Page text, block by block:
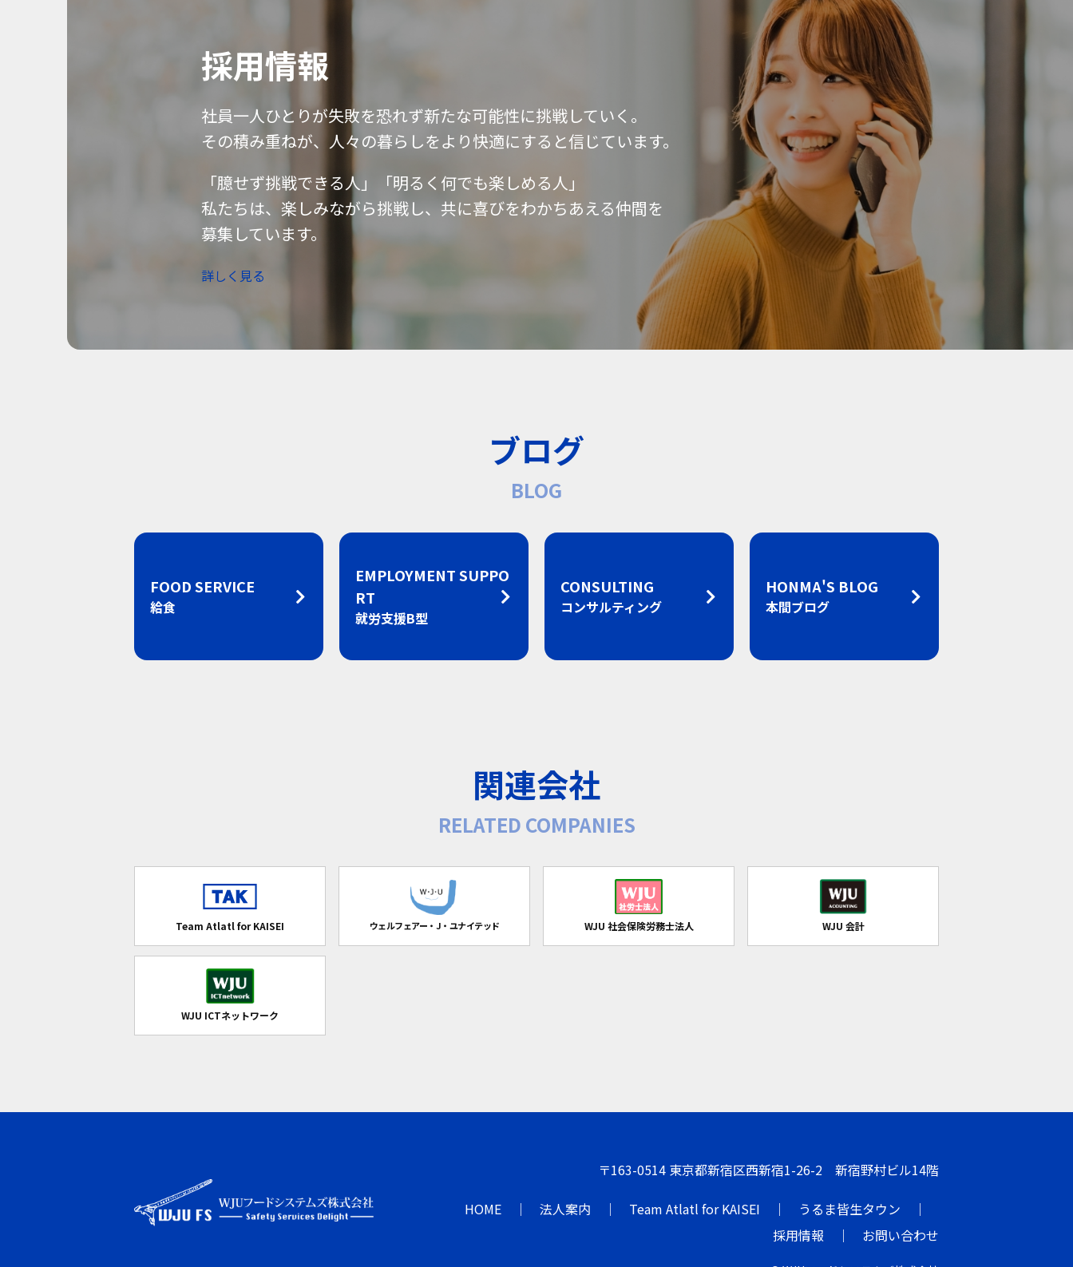
採用情報
社員一人ひとりが失敗を恐れず新たな可能性に挑戦していく。
その積み重ねが、人々の暮らしをより快適にすると信じています。
「臆せず挑戦できる人」「明るく何でも楽しめる人」
私たちは、楽しみながら挑戦し、共に喜びをわかちあえる仲間を
募集しています。
詳しく見る
ブログ
BLOG
FOOD SERVICE
給食
EMPLOYMENT SUPPO
RT
就労支援B型
CONSULTING
コンサルティング
HONMA'S BLOG
本間ブログ
関連会社
RELATED COMPANIES
Team Atlatl for KAISEI ウェルフェアー・J・ユナイテッド WJU 社会保険労務士法人 WJU 会計
WJU ICTネットワーク
〒163-0514 東京都新宿区西新宿1-26-2 新宿野村ビル14階
HOME 法人案内 Team Atlatl for KAISEI
うるま皆生タウン
採用情報
お問い合わせ